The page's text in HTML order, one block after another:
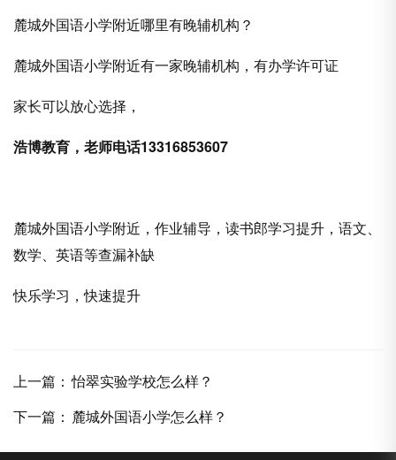
麓城外国语小学附近哪里有晚辅机构？
麓城外国语小学附近有一家晚辅机构，有办学许可证
家长可以放心选择，
浩博教育，老师电话13316853607
麓城外国语小学附近，作业辅导，读书郎学习提升，语文、
数学、英语等查漏补缺
快乐学习，快速提升
上一篇： 怡翠实验学校怎么样？
下一篇： 麓城外国语小学怎么样？